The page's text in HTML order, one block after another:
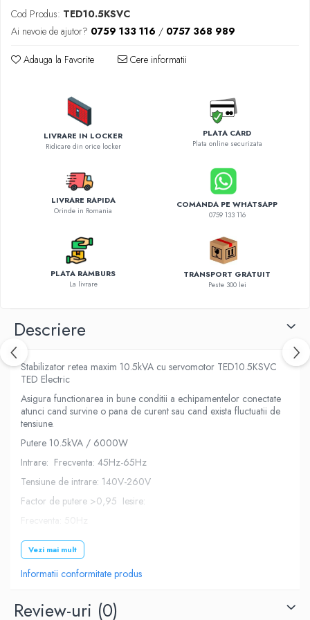
Carcase protectie NOCO BOOST
Invertoare Auto
Incarcator masina electrica
Cod Produs: TED10.5KSVC
Ai nevoie de ajutor? 0759 133 116 / 0757 368 989
Adauga la Favorite Cere informatii
LIVRARE IN LOCKER
Ridicare din orice locker
PLATA CARD
Plata online securizata
LIVRARE RAPIDA
Orinde in Romania
COMANDA PE WHATSAPP
0759 133 116
PLATA RAMBURS
La livrare
TRANSPORT GRATUIT
Peste 300 lei
Descriere
Stabilizator retea maxim 10.5kVA cu servomotor TED10.5KSVC
TED Electric
Asigura functionarea in bune conditii a echipamentelor conectate
atunci cand survine o pana de curent sau cand exista fluctuatii de
tensiune.
Putere 10.5kVA / 6000W
Intrare: Frecventa: 45Hz-65Hz
Tensiune de intrare: 140V-260V
Factor de putere >0,95 Iesire:
Frecventa: 50Hz
Tensiune de iesire: 230V ~ AC
Timp de transformare mai mic de o secunda
Eficienta 97% - 99% Unda sinusoidala pura
Putere: maxim 10.5kVA in varf de sarcina, 6000W 24 ore
Vezi mai mult
Informatii conformitate produs
Review-uri (0)